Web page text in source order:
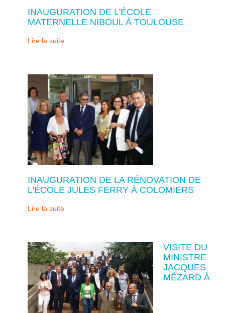
INAUGURATION DE L'ÉCOLE
MATERNELLE NIBOUL À TOULOUSE
Lire la suite
INAUGURATION DE LA RÉNOVATION DE
L'ÉCOLE JULES FERRY À COLOMIERS
Lire la suite
VISITE DU
MINISTRE
JACQUES
MÉZARD À